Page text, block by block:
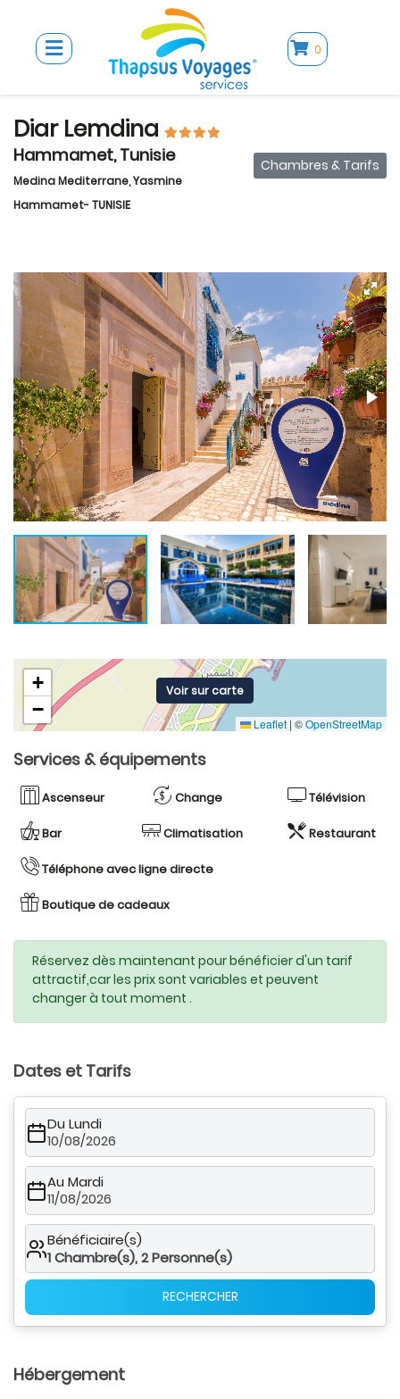
0
Diar Lemdina
Hammamet, Tunisie
Medina Mediterrane, Yasmine
Hammamet- TUNISIE
Chambres & Tarifs
+
−
Leaflet | ©OpenStreetMap
Voir sur carte
Services & équipements
Ascenseur Change Télévision
Bar Climatisation Restaurant
Téléphone avec ligne directe
Boutique de cadeaux
Réservez dès maintenant pour bénéficier d'un tarif
attractif,car les prix sont variables et peuvent
changer à tout moment .
Dates et Tarifs
Du Lundi
10/08/2026
Au Mardi
11/08/2026
Bénéficiaire(s)
1Chambre(s),2Personne(s)
RECHERCHER
Hébergement